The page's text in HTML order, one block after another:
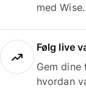
med Wise.
Følg live
Gem
hvordan